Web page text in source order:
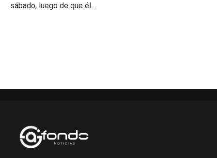
sábado, luego de que él…
entradas